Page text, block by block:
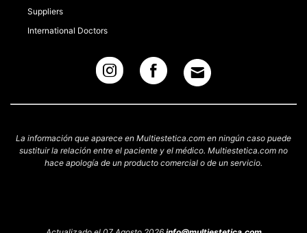
Suppliers
International Doctors
La información que aparece en Multiestetica.com en ningún caso puede
sustituir la relación entre el paciente y el médico. Multiestetica.com no
hace apología de un producto comercial o de un servicio.